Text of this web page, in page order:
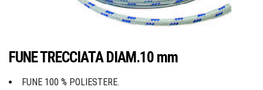
FUNE TRECCIATA DIAM.10 mm
FUNE 100 % POLIESTERE.
Idraulica
Tagliaerba